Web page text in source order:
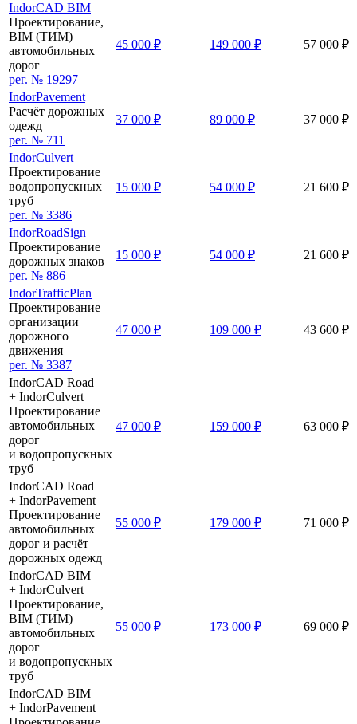
IndorCAD BIM
Проектирование,
BIM (ТИМ)
автомобильных
дорог
рег. № 19297
45 000 ₽ 149 000 ₽ 57 000 ₽
IndorPavement
Расчёт дорожных
одежд
рег. № 711
37 000 ₽ 89 000 ₽ 37 000 ₽
IndorCulvert
Проектирование
водопропускных
труб
рег. № 3386
15 000 ₽ 54 000 ₽ 21 600 ₽
IndorRoadSign
Проектирование
дорожных знаков
рег. № 886
15 000 ₽ 54 000 ₽ 21 600 ₽
IndorTrafficPlan
Проектирование
организации
дорожного
движения
рег. № 3387
47 000 ₽ 109 000 ₽ 43 600 ₽
IndorCAD Road
+ IndorCulvert
Проектирование
автомобильных
дорог
и водопропускных
труб
47 000 ₽ 159 000 ₽ 63 000 ₽
IndorCAD Road
+ IndorPavement
Проектирование
автомобильных
дорог и расчёт
дорожных одежд
55 000 ₽ 179 000 ₽ 71 000 ₽
IndorCAD BIM
+ IndorCulvert
Проектирование,
BIM (ТИМ)
автомобильных
дорог
и водопропускных
труб
55 000 ₽ 173 000 ₽ 69 000 ₽
IndorCAD BIM
+ IndorPavement